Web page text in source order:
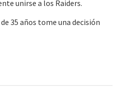
unirse a los Raiders.
35 años tome una decisión